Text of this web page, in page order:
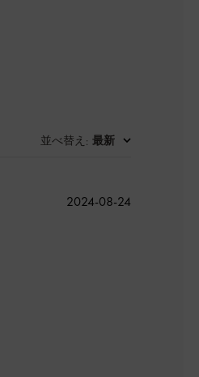
並べ替え : 最新
公
2024-08-24